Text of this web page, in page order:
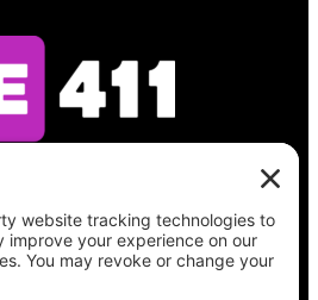
boleta, encuentre su
el estado de su
la información